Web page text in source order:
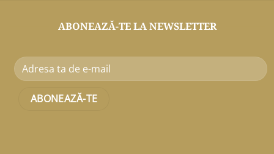
ABONEAZĂ-TE LA NEWSLETTER